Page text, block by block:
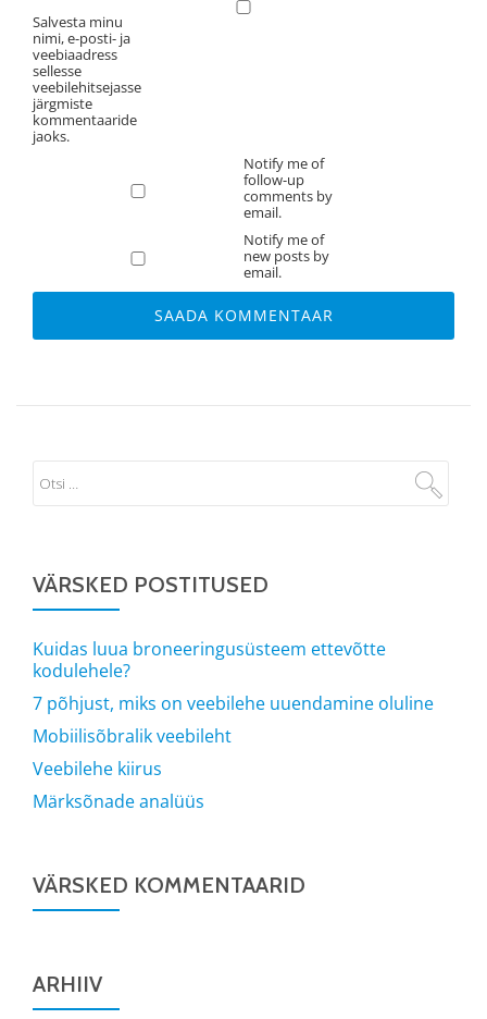
Salvesta minu
nimi, e-posti- ja
veebiaadress
sellesse
veebilehitsejasse
järgmiste
kommentaaride
jaoks.
Notify me of
follow-up
comments by
email.
Notify me of
new posts by
email.
VÄRSKED POSTITUSED
Kuidas luua broneeringusüsteem ettevõtte
kodulehele?
7 põhjust, miks on veebilehe uuendamine oluline
Mobiilisõbralik veebileht
Veebilehe kiirus
Märksõnade analüüs
VÄRSKED KOMMENTAARID
ARHIIV